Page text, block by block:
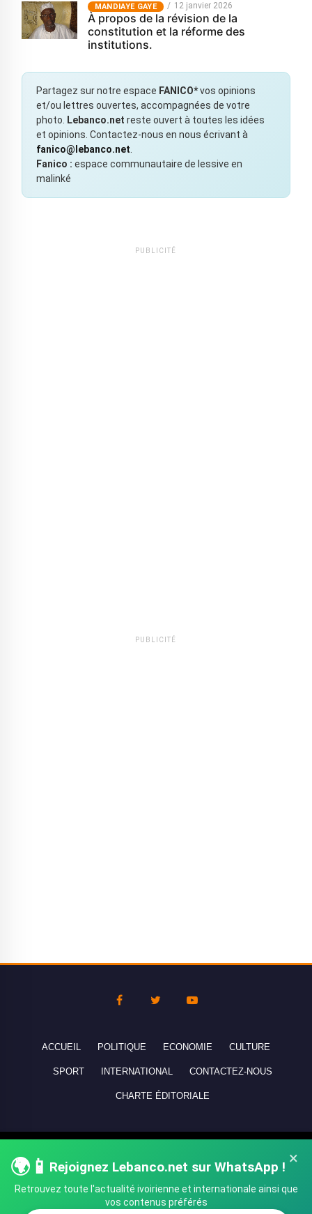
MANDIAYE GAYE 12 janvier 2026
À propos de la révision de la
constitution et la réforme des
institutions.
Partagez sur notre espace FANICO*vos opinions
et/ou lettres ouvertes, accompagnées de votre
photo.
Lebanco.net reste ouvert à toutes les idées
et opinions. Contactez-nous en nous écrivant à
fanico@lebanco.net
Fanico : espace communautaire de lessive en
malinké
PUBLICITÉ
PUBLICITÉ
×
🌍📱 Rejoignez Lebanco.net sur WhatsApp !
Retrouvez toute l'actualité ivoirienne et internationale ainsi que
vos contenus préférés
ACCUEIL POLITIQUE ECONOMIE CULTURE
SPORT INTERNATIONAL CONTACTEZ-NOUS
CHARTE ÉDITORIALE
réservés - All rights reserved.